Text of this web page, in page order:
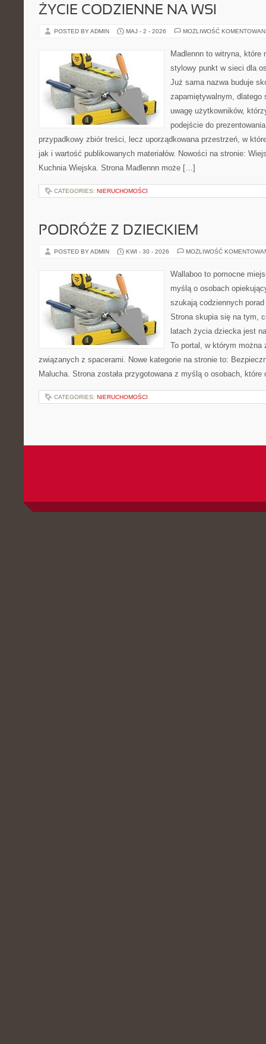
ŻYCIE CODZIENNE NA WSI
POSTED BY ADMIN MAJ - 2 - 2026 MOŻLIWOŚĆ
Madlennn to witryna, które
stylowy punkt w sieci dla
Już sama nazwa buduje
zapamiętywalnym, dlatego
uwagę użytkowników,
podejście do
przypadkowy zbiór treści, lecz uporządkowana przestrzeń, w
jak i wartość publikowanych materiałów. Nowości na stronie:
Kuchnia Wiejska. Strona Madlennn może […]
CATEGORIES: NIERUCHOMOŚCI
PODRÓŻE Z DZIECKIEM
POSTED BY ADMIN KWI - 30 - 2026 MOŻLIWOŚĆ
Wallaboo to pomocne
myślą o osobach
szukają codziennych
Strona skupia się na tym,
latach życia dziecka jest
To portal, w którym można
związanych z spacerami. Nowe kategorie na stronie to:
Malucha. Strona została przygotowana z myślą o osobach,
CATEGORIES: NIERUCHOMOŚCI